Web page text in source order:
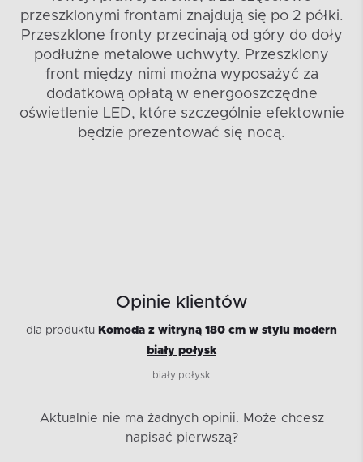
przeszklonymi frontami znajdują się po 2 półki.
Przeszklone fronty przecinają od góry do doły
podłużne metalowe uchwyty. Przeszklony
front między nimi można wyposażyć za
dodatkową opłatą w energooszczędne
oświetlenie LED, które szczególnie efektownie
będzie prezentować się nocą.
Opinie klientów
dla produktu Komoda z witryną 180 cm w stylu modern
biały połysk
biały połysk
Aktualnie nie ma żadnych opinii. Może chcesz
napisać pierwszą?